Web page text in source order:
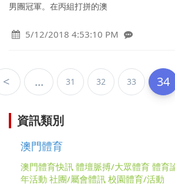
男團冠軍。在丙組打拼的澳
5/12/2018 4:53:10 PM
< ... 31 32 33 34
資訊類別
澳門體育
澳門體育快訊 體壇脈搏/大眾體育 體育
年活動 社團/屬會體訊 校園體育/活動